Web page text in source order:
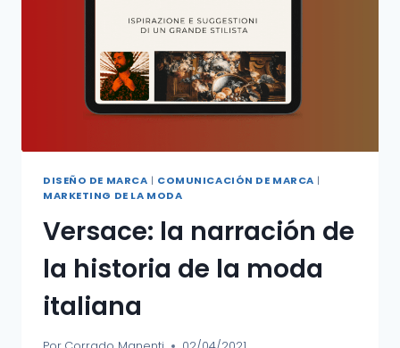
DISEÑO DE MARCA | COMUNICACIÓN DE MARCA |
MARKETING DE LA MODA
Versace: la narración de
la historia de la moda
italiana